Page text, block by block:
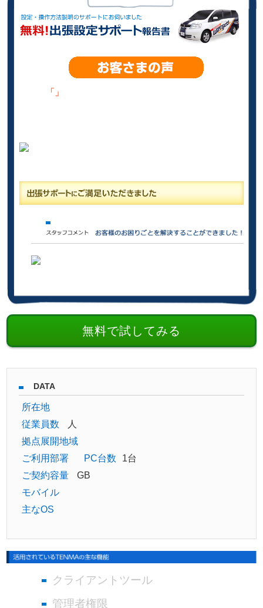
「」
無料で試してみる
DATA
所在地
従業員数
人
拠点展開地域
ご利用部署
PC台数
1台
ご契約容量
GB
モバイル
主なOS
クライアントツール
管理者権限